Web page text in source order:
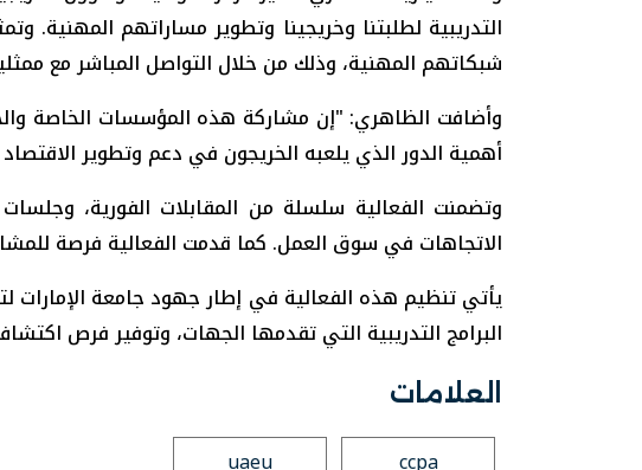
التدريبية لطلبتنا وخريجينا وتطوير مساراتهم
شبكاتهم المهنية، وذلك من خلال التواصل المباشر مع
وأضافت الظاهري: "إن مشاركة هذه المؤسسات الخاصة
أهمية الدور الذي يلعبه الخريجون في دعم وتطوير
وتضمنت الفعالية سلسلة من المقابلات الفورية،
الاتجاهات في سوق العمل. كما قدمت الفعالية فرصة
يأتي تنظيم هذه الفعالية في إطار جهود جامعة الإمارات
البرامج التدريبية التي تقدمها الجهات، وتوفير فرص
العلامات
ccpa
uaeu